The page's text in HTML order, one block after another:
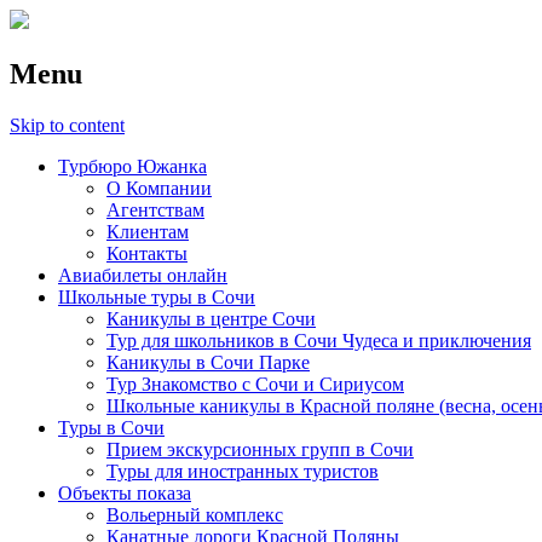
Menu
Skip to content
Турбюро Южанка
О Компании
Агентствам
Клиентам
Контакты
Авиабилеты онлайн
Школьные туры в Сочи
Каникулы в центре Сочи
Тур для школьников в Сочи Чудеса и приключения
Каникулы в Сочи Парке
Тур Знакомство с Сочи и Сириусом
Школьные каникулы в Красной поляне (весна,
Туры в Сочи
Прием экскурсионных групп в Сочи
Туры для иностранных туристов
Объекты показа
Вольерный комплекс
Канатные дороги Красной Поляны